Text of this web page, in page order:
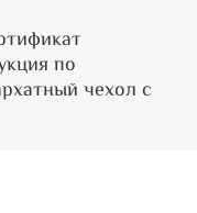
по
чехол с